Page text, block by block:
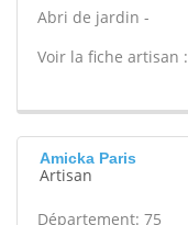
Abri de jardin -
Voir la fiche artisan :
Amicka Paris
Artisan
Département: 75